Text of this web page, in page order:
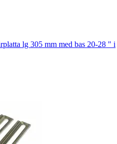
lg 305 mm med bas 20-28 " i